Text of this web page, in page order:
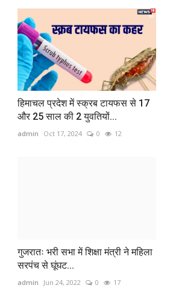
हिमाचल प्रदेश में स्क्रब टायफस से 17
और 25 साल की 2 युवतियों...
admin Oct 17, 2024 0 12
गुजरातः भरी सभा में शिक्षा मंत्री ने महिला
सरपंच से घूंघट...
admin Jun 24, 2022 0 17